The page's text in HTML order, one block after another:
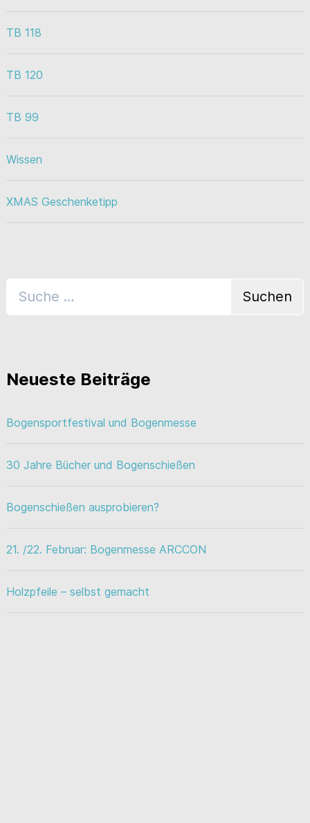
TB 118
TB 120
TB 99
Wissen
XMAS Geschenketipp
Neueste Beiträge
Bogensportfestival und Bogenmesse
30 Jahre Bücher und Bogenschießen
Bogenschießen ausprobieren?
21. /22. Februar: Bogenmesse ARCCON
Holzpfeile – selbst gemacht